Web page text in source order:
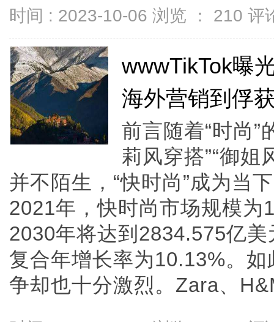
时间 : 2023-10-06 浏览 ： 210 评
wwwTikTok曝
海外营销到俘
前言随着“时尚”
莉风穿搭”“御姐
并不陌生，“快时尚”成为当
2021年，快时尚市场规模为
2030年将达到2834.575亿
复合年增长率为10.13%。
争却也十分激烈。Zara、